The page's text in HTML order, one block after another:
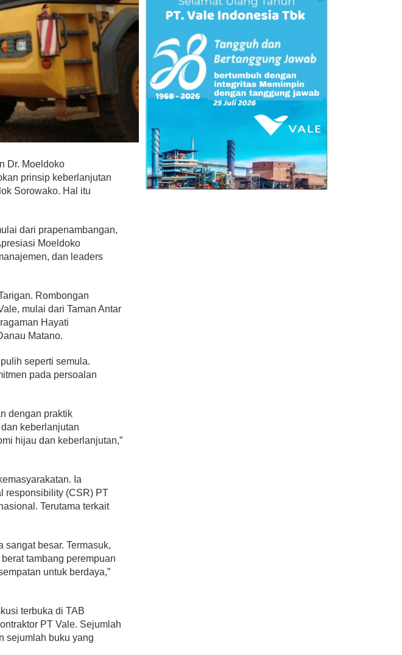
Dr. Moeldoko
prinsip keberlanjutan
Sorowako. Hal itu
dari prapenambangan,
Moeldoko
dan leaders
Rombongan
mulai dari Taman Antar
Hayati
Matano.
seperti semula.
pada persoalan
dengan praktik
keberlanjutan
hijau dan keberlanjutan,”
Ia
responsibility (CSR) PT
Terutama terkait
besar. Termasuk,
tambang perempuan
untuk berdaya,”
terbuka di TAB
PT Vale. Sejumlah
sejumlah buku yang